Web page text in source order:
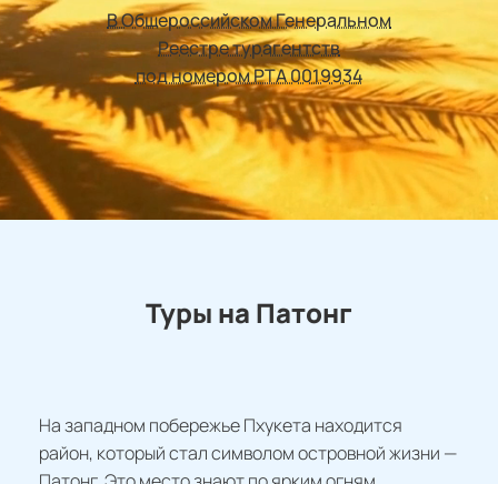
В Общероссийском Генеральном
Реестре турагентств
под номером РТА 0019934
Туры на Патонг
На западном побережье Пхукета находится
район, который стал символом островной жизни —